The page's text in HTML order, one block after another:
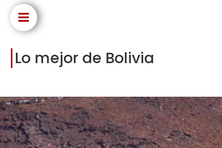
Lo mejor de Bolivia